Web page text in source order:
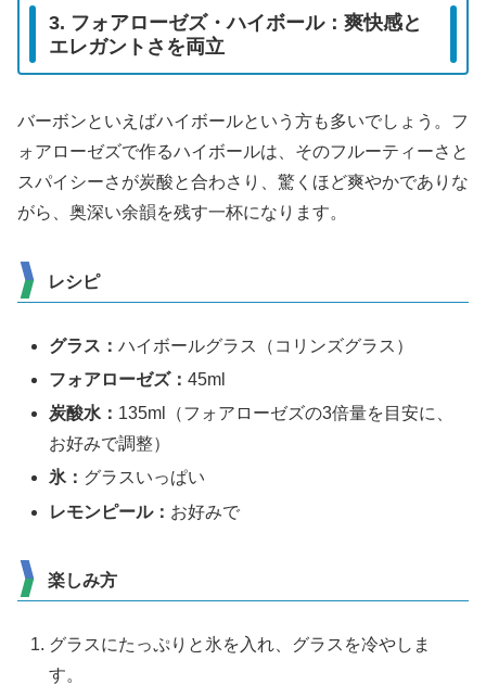
3. フォアローゼズ・ハイボール：爽快感と
エレガントさを両立
バーボンといえばハイボールという方も多いでしょう。フ
ォアローゼズで作るハイボールは、そのフルーティーさと
スパイシーさが炭酸と合わさり、驚くほど爽やかでありな
がら、奥深い余韻を残す一杯になります。
レシピ
グラス：ハイボールグラス（コリンズグラス）
フォアローゼズ：45ml
炭酸水： 135ml（フォアローゼズの3倍量を目安に、
お好みで調整）
氷： グラスいっぱい
レモンピール： お好みで
楽しみ方
グラスにたっぷりと氷を入れ、グラスを冷やしま
す。